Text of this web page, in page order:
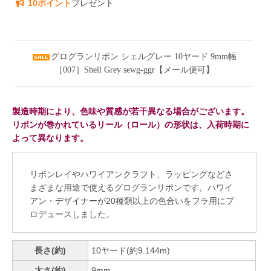
10ポイントプレゼント
グログランリボン シェルグレー 10ヤード 9mm幅
［007］Shell Grey sewg-ggr【メール便可】
製造時期により、色味や質感が若干異なる場合がございます。
リボンが巻かれているリール（ロール）の形状は、入荷時期に
よって異なります。
リボンレイやハワイアンクラフト、ラッピングなどさ
まざまな用途で使えるグログランリボンです。ハワイ
アン・デザイナーが20種類以上の色合いをフラ用にプ
ロデュースしました。
長さ(約) 10ヤード(約9.144m)